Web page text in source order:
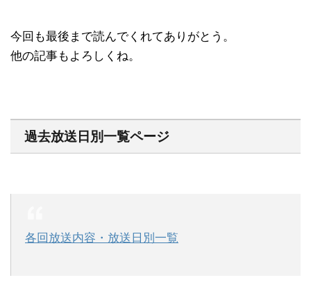
今回も最後まで読んでくれてありがとう。
他の記事もよろしくね。
過去放送日別一覧ページ
各回放送内容・放送日別一覧